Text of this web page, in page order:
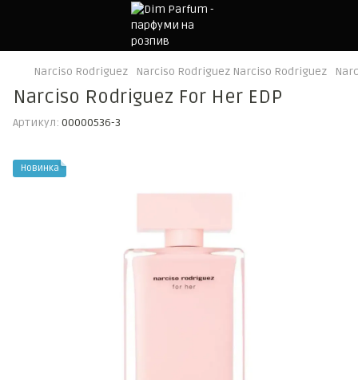
Narciso Rodriguez Narciso Rodriguez Narciso Rodriguez
Narciso Rodriguez For Her EDP
Артикул: 00000536-3
Новинка